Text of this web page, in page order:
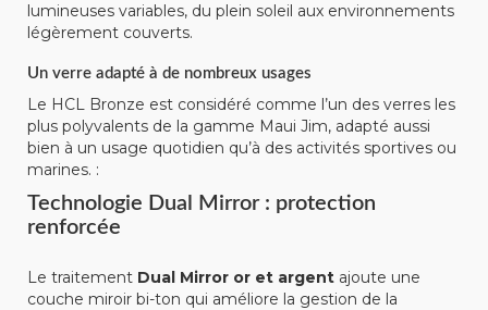
lumineuses variables, du plein soleil aux environnements
légèrement couverts.
Un verre adapté à de nombreux usages
Le HCL Bronze est considéré comme l’un des verres les
plus polyvalents de la gamme Maui Jim, adapté aussi
bien à un usage quotidien qu’à des activités sportives ou
marines. :
Technologie Dual Mirror : protection
renforcée
Le traitement Dual Mirror or et argent ajoute une
couche miroir bi-ton qui améliore la gestion de la